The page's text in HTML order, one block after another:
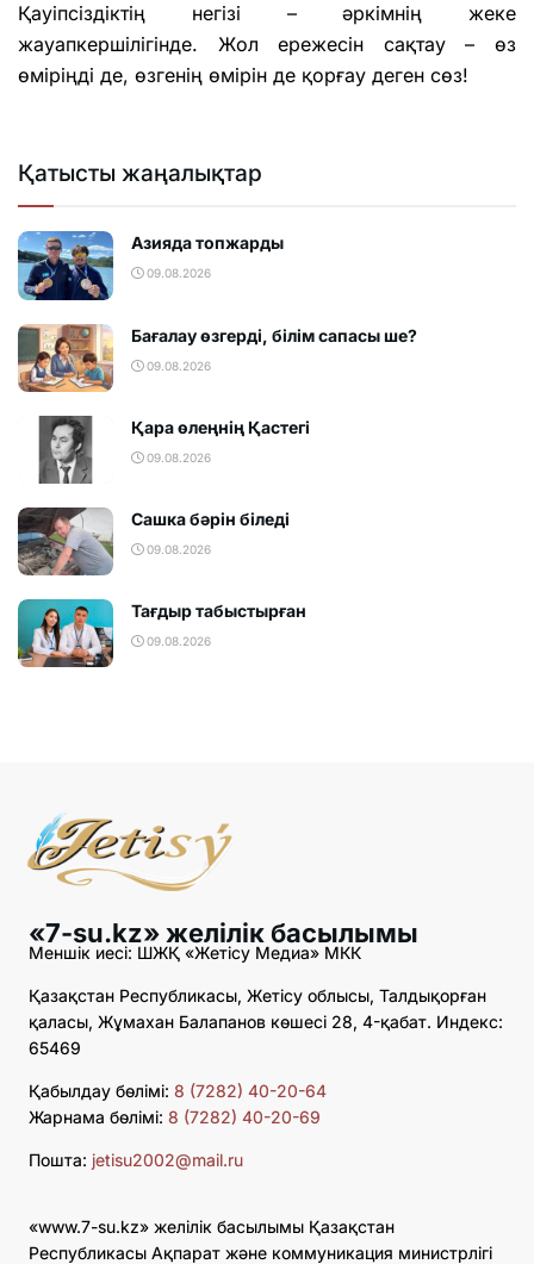
Қауіпсіздіктің негізі – әркімнің жеке
жауапкершілігінде. Жол ережесін сақтау – өз
өміріңді де, өзгенің өмірін де қорғау деген сөз!
Қатысты жаңалықтар
Азияда топжарды
09.08.2026
Бағалау өзгерді, білім сапасы ше?
09.08.2026
Қара өлеңнің Қастегі
09.08.2026
Сашка бәрін біледі
09.08.2026
Тағдыр табыстырған
09.08.2026
«7-su.kz» желілік басылымы
Меншік иесі: ШЖҚ «Жетісу Медиа» МКК
Қазақстан Республикасы, Жетісу облысы, Талдықорған
қаласы, Жұмахан Балапанов көшесі 28, 4-қабат. Индекс:
65469
Қабылдау бөлімі: 8 (7282) 40-20-64
Жарнама бөлімі: 8 (7282) 40-20-69
Пошта: jetisu2002@mail.ru
«www.7-su.kz» желілік басылымы Қазақстан
Республикасы Ақпарат және коммуникация министрлігі